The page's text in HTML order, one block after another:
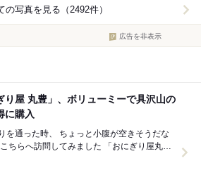
の写真を見る（2492件）
広告を非表示
り屋 丸豊」、ボリューミーで具沢山の
に購入
と小腹が空きそうだな